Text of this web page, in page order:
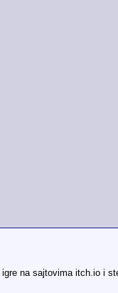
igre na sajtovima itch.io i